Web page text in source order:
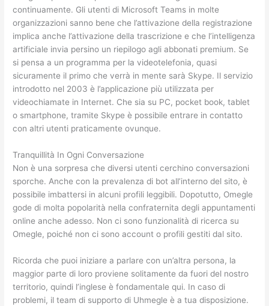
continuamente. Gli utenti di Microsoft Teams in molte
organizzazioni sanno bene che l’attivazione della registrazione
implica anche l’attivazione della trascrizione e che l’intelligenza
artificiale invia persino un riepilogo agli abbonati premium. Se
si pensa a un programma per la videotelefonia, quasi
sicuramente il primo che verrà in mente sarà Skype. Il servizio
introdotto nel 2003 è l’applicazione più utilizzata per
videochiamate in Internet. Che sia su PC, pocket book, tablet
o smartphone, tramite Skype è possibile entrare in contatto
con altri utenti praticamente ovunque.
Tranquillità In Ogni Conversazione
Non è una sorpresa che diversi utenti cerchino conversazioni
sporche. Anche con la prevalenza di bot all’interno del sito, è
possibile imbattersi in alcuni profili leggibili. Dopotutto, Omegle
gode di molta popolarità nella confraternita degli appuntamenti
online anche adesso. Non ci sono funzionalità di ricerca su
Omegle, poiché non ci sono account o profili gestiti dal sito.
Ricorda che puoi iniziare a parlare con un’altra persona, la
maggior parte di loro proviene solitamente da fuori del nostro
territorio, quindi l’inglese è fondamentale qui. In caso di
problemi, il team di supporto di Uhmegle è a tua disposizione.